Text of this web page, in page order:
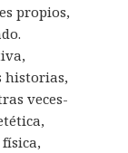
propios,
historias,
veces-